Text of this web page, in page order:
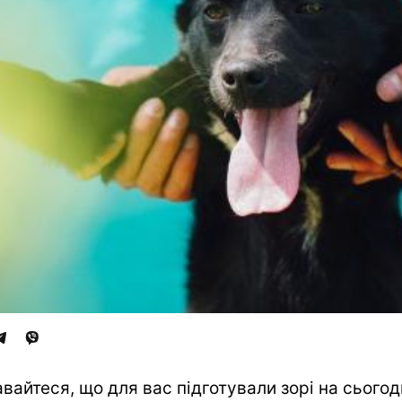
що для вас підготували зорі на